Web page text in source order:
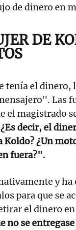
de dinero en
DE
tenía el dinero,
Las
el magistrado
decir, el
Koldo? ¿Un
fuera?".
y ha
para que se
el dinero
no se